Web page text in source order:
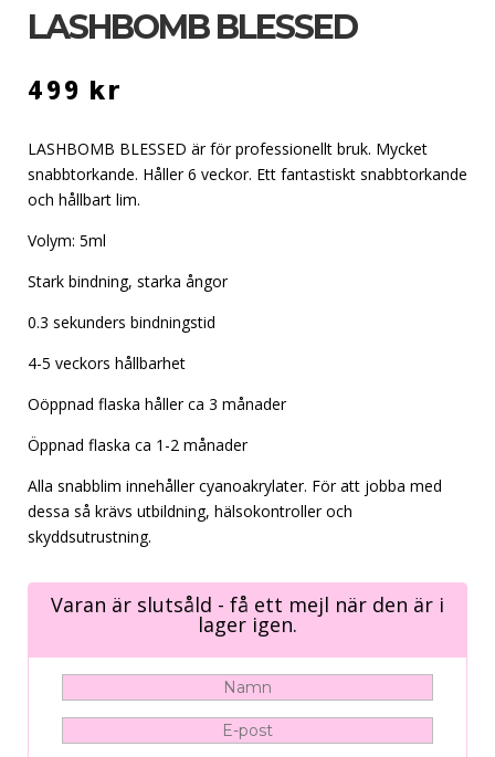
LASHBOMB BLESSED
499 kr
LASHBOMB BLESSED är för professionellt bruk. Mycket
snabbtorkande. Håller 6 veckor. Ett fantastiskt snabbtorkande
och hållbart lim.
Volym: 5ml
Stark bindning, starka ångor
0.3 sekunders bindningstid
4-5 veckors hållbarhet
Oöppnad flaska håller ca 3 månader
Öppnad flaska ca 1-2 månader
Alla snabblim innehåller cyanoakrylater. För att jobba med
dessa så krävs utbildning, hälsokontroller och
skyddsutrustning.
Varan är slutsåld - få ett mejl när den är i
lager igen.